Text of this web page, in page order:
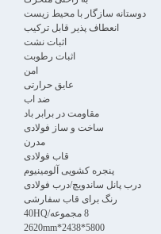
دوستانه سازگار با محیط زیست
انعطاف پذیر قابل ترکیب
اثبات نشت
اثبات رطوبت
امن
عایق حرارتی
ضد اب
مقاومت در برابر باد
ساخت و ساز فولادی
مدرن
قاب فولادی
پنجره کشویی آلومینیوم
درب پانل ساندویچ/درب فولادی
رنگ برای قاب سفارشی
8 مجموعه/40HQ
5800*2438*2620mm